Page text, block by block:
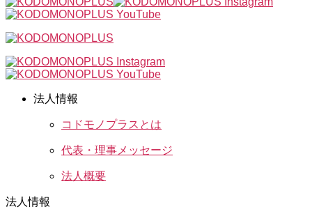
法人情報
コドモノプラスとは
代表・理事メッセージ
法人概要
法人情報